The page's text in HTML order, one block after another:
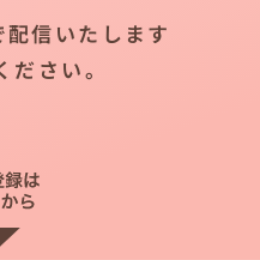
信いたします
さい。